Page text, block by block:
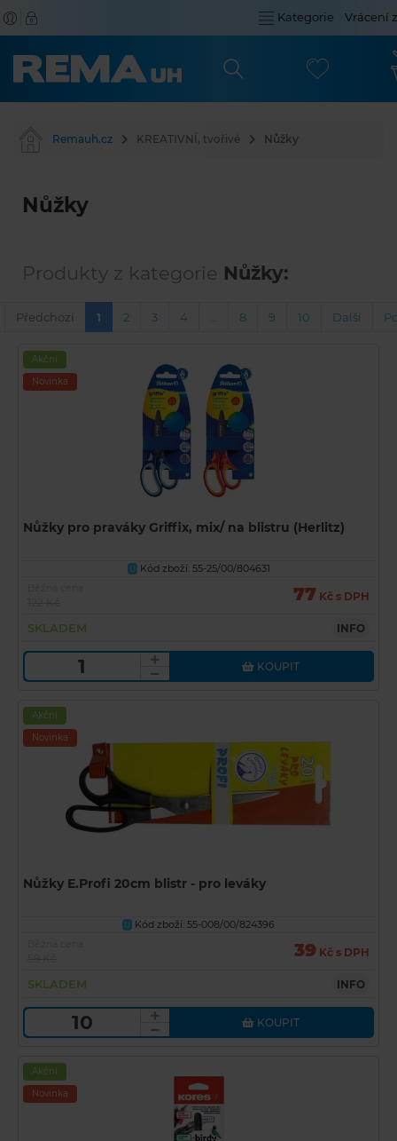
Kategorie Vrácení
Remauh.cz KREATIVNÍ, tvořivé Nůžky
Nůžky
Produkty z kategorie Nůžky:
Předchozí 1 2 3 4 8 9 10 Další
Akční
Novinka
Nůžky pro praváky Griffix, mix/ na blistru (Herlitz)
U Kód zboží: 55-25/00/804631
77 Kč s DPH
SKLADEM INFO
KOUPIT
Akční
Novinka
Nůžky E.Profi 20cm blistr - pro leváky
U
Kód zboží: 55-008/00/824396
39 Kč s DPH
SKLADEM INFO
KOUPIT
Akční
Novinka